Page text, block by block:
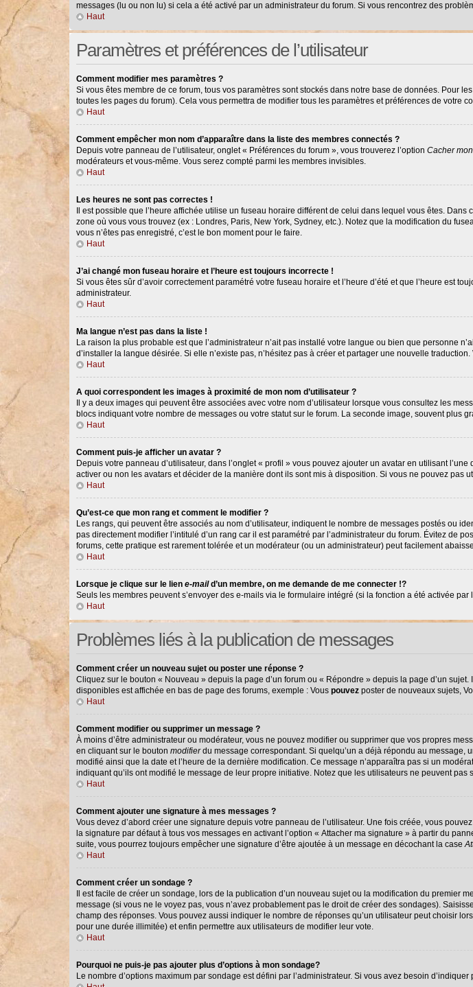
messages (lu ou non lu) si cela a été activé par un administrateur du forum. Si vous rencontrez des
Haut
Paramètres et préférences de l’utilisateur
Comment modifier mes paramètres ?
Si vous êtes membre de ce forum, tous vos paramètres sont stockés dans notre base de données. Pour
toutes les pages du forum). Cela vous permettra de modifier tous les paramètres et préférences de votre
Haut
Comment empêcher mon nom d’apparaître dans la liste des membres connectés ?
Depuis votre panneau de l’utilisateur, onglet « Préférences du forum », vous trouverez l’option Cacher
modérateurs et vous-même. Vous serez compté parmi les membres invisibles.
Haut
Les heures ne sont pas correctes !
Il est possible que l’heure affichée utilise un fuseau horaire différent de celui dans lequel vous êtes. Dans
zone où vous vous trouvez (ex : Londres, Paris, New York, Sydney, etc.). Notez que la modification du
vous n’êtes pas enregistré, c’est le bon moment pour le faire.
Haut
J’ai changé mon fuseau horaire et l’heure est toujours incorrecte !
Si vous êtes sûr d’avoir correctement paramétré votre fuseau horaire et l’heure d’été et que l’heure est
administrateur.
Haut
Ma langue n’est pas dans la liste !
La raison la plus probable est que l’administrateur n’ait pas installé votre langue ou bien que personne
d’installer la langue désirée. Si elle n’existe pas, n’hésitez pas à créer et partager une nouvelle
Haut
A quoi correspondent les images à proximité de mon nom d’utilisateur ?
Il y a deux images qui peuvent être associées avec votre nom d’utilisateur lorsque vous consultez les
blocs indiquant votre nombre de messages ou votre statut sur le forum. La seconde image, souvent plus
Haut
Comment puis-je afficher un avatar ?
Depuis votre panneau d’utilisateur, dans l’onglet « profil » vous pouvez ajouter un avatar en utilisant
activer ou non les avatars et décider de la manière dont ils sont mis à disposition. Si vous ne pouvez pas
Haut
Qu’est-ce que mon rang et comment le modifier ?
Les rangs, qui peuvent être associés au nom d’utilisateur, indiquent le nombre de messages postés ou
pas directement modifier l’intitulé d’un rang car il est paramétré par l’administrateur du forum. Évitez de
forums, cette pratique est rarement tolérée et un modérateur (ou un administrateur) peut facilement
Haut
Lorsque je clique sur le lien e-maild’un membre, on me demande de me connecter !?
Seuls les membres peuvent s’envoyer des e-mails via le formulaire intégré (si la fonction a été activée
Haut
Problèmes liés à la publication de messages
Comment créer un nouveau sujet ou poster une réponse ?
Cliquez sur le bouton « Nouveau » depuis la page d’un forum ou « Répondre » depuis la page d’un
disponibles est affichée en bas de page des forums, exemple : Vous pouvezposter de nouveaux sujets,
Haut
Comment modifier ou supprimer un message ?
À moins d’être administrateur ou modérateur, vous ne pouvez modifier ou supprimer que vos propres
en cliquant sur le bouton modifierdu message correspondant. Si quelqu’un a déjà répondu au message,
modifié ainsi que la date et l’heure de la dernière modification. Ce message n’apparaîtra pas si un
indiquant qu’ils ont modifié le message de leur propre initiative. Notez que les utilisateurs ne peuvent
Haut
Comment ajouter une signature à mes messages ?
Vous devez d’abord créer une signature depuis votre panneau de l’utilisateur. Une fois créée, vous
la signature par défaut à tous vos messages en activant l’option « Attacher ma signature » à partir du
suite, vous pourrez toujours empêcher une signature d’être ajoutée à un message en décochant la case
Haut
Comment créer un sondage ?
Il est facile de créer un sondage, lors de la publication d’un nouveau sujet ou la modification du premier
message (si vous ne le voyez pas, vous n’avez probablement pas le droit de créer des sondages).
champ des réponses. Vous pouvez aussi indiquer le nombre de réponses qu’un utilisateur peut choisir
pour une durée illimitée) et enfin permettre aux utilisateurs de modifier leur vote.
Haut
Pourquoi ne puis-je pas ajouter plus d’options à mon sondage?
Le nombre d’options maximum par sondage est défini par l’administrateur. Si vous avez besoin d’indiquer